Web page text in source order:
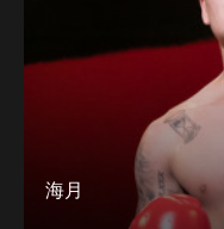
海月